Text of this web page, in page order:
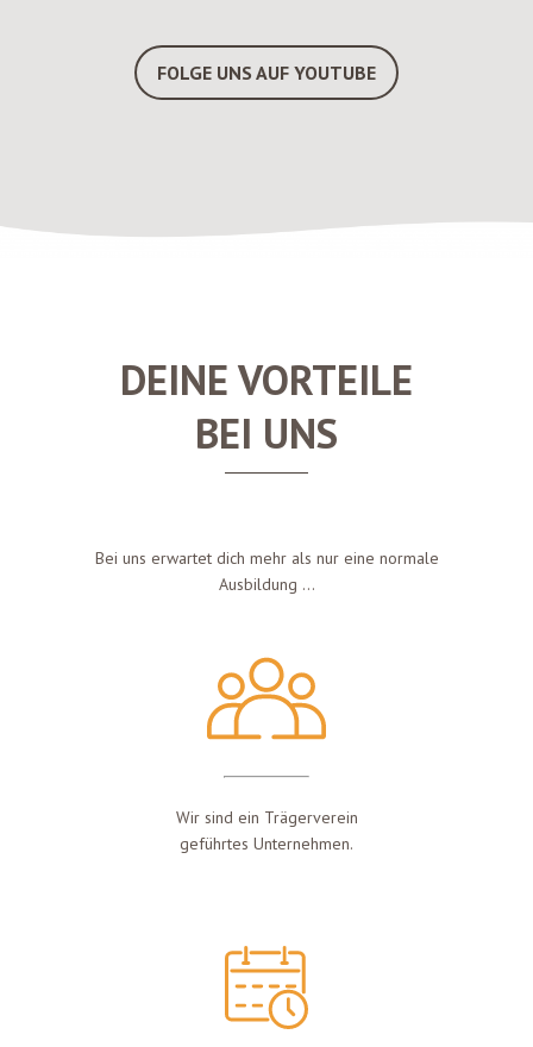
FOLGE UNS AUF YOUTUBE
DEINE VORTEILE
BEI UNS
Bei uns erwartet dich mehr als nur eine normale
Ausbildung …
Wir sind ein Trägerverein
geführtes Unternehmen.